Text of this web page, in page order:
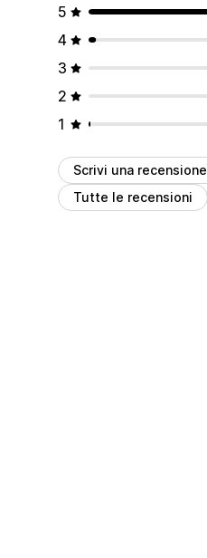
5
4
3
2
1
Scrivi una recensione
Tutte le recensioni